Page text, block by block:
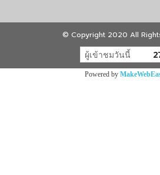
© Copyright 2020 All
ผู้เข้าชมวันนี้
Powered by